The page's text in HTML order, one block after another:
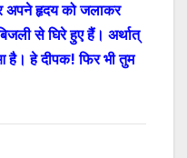
अपने हृदय को जलाकर
से घिरे हुए हैं। अर्थात्
है। हे दीपक! फिर भी तुम